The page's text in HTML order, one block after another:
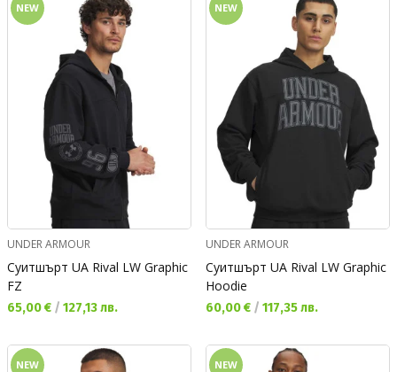
NEW
UNDER ARMOUR
Суитшърт UA Rival LW Graphic
FZ
Текуща цена:
65,00 € / 127,13 лв.
NEW
UNDER ARMOUR
Суитшърт UA Rival LW Graphic
Hoodie
Текуща цена:
60,00 € / 117,35 лв.
NEW NEW